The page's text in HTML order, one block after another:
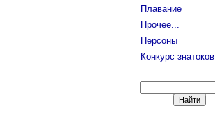
Плавание
Прочее...
Персоны
Конкурс знатоков